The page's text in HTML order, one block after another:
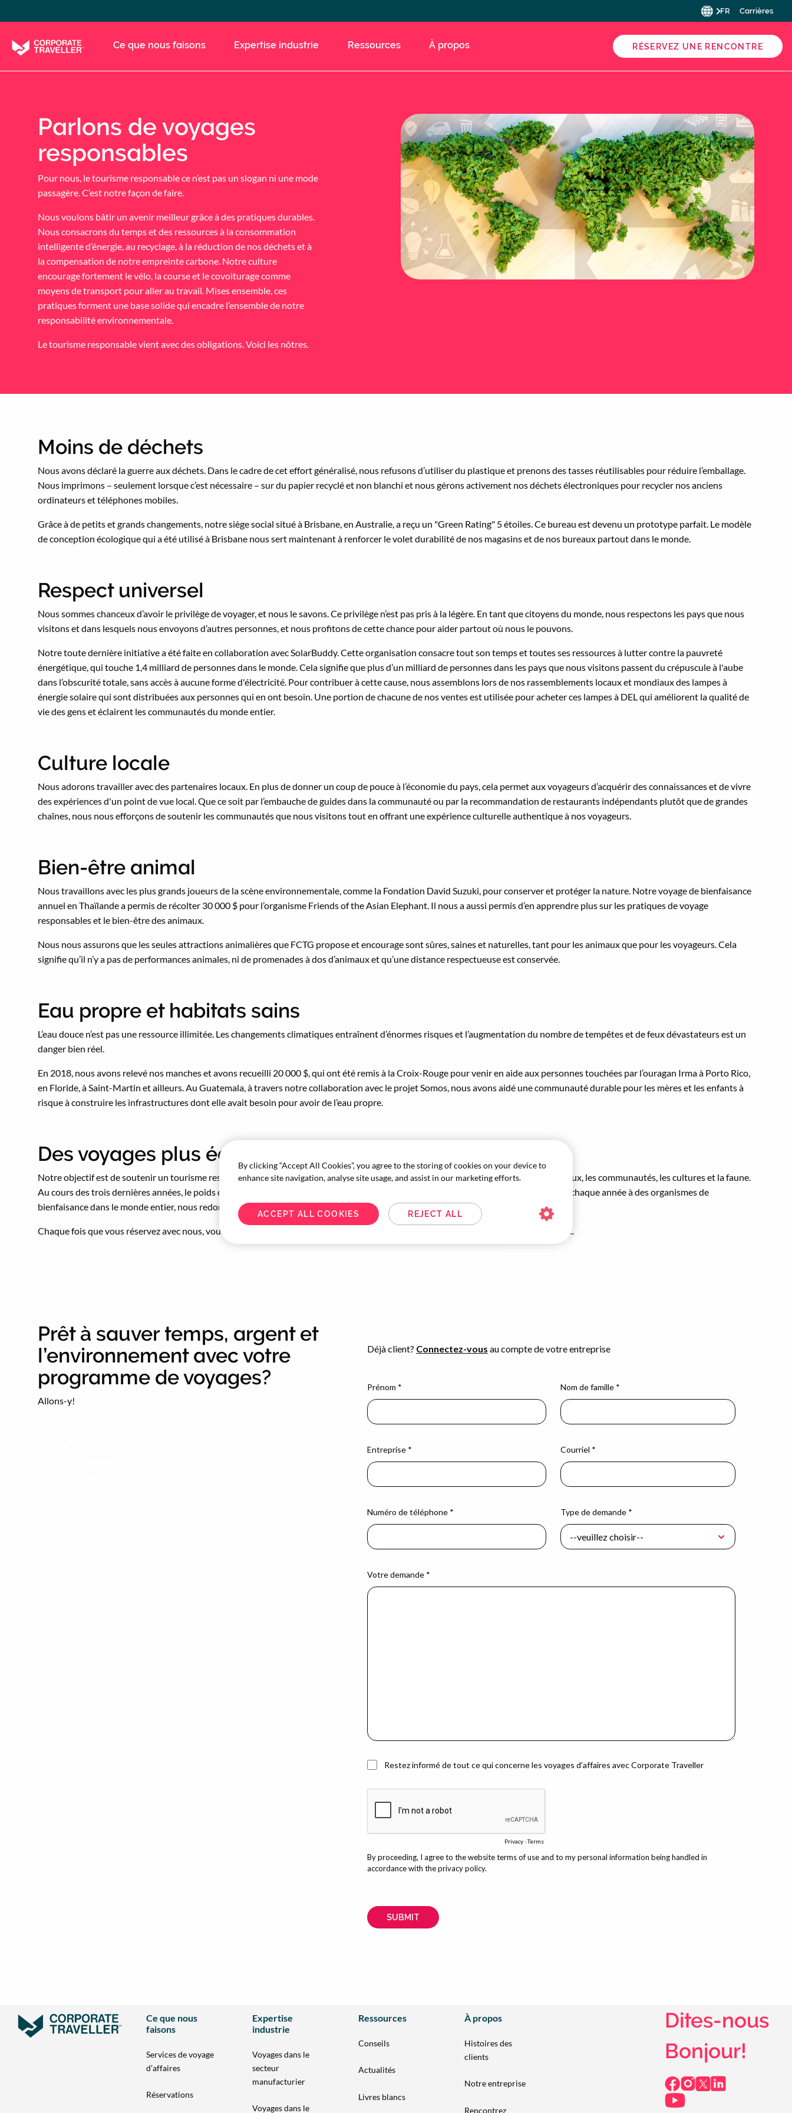
to
content
FR Carrières
Ce que nous faisons Expertise industrie Ressources À propos RÉSERVEZ UNE RENCONTRE
Parlons de voyages
responsables
Pour nous, le tourisme responsable ce n’est pas un slogan ni une mode
passagère. C’est notre façon de faire.
Nous voulons bâtir un avenir meilleur grâce à des pratiques durables.
Nous consacrons du temps et des ressources à la consommation
intelligente d’énergie, au recyclage, à la réduction de nos déchets et à
la compensation de notre empreinte carbone. Notre culture
encourage fortement le vélo, la course et le covoiturage comme
moyens de transport pour aller au travail. Mises ensemble, ces
pratiques forment une base solide qui encadre l’ensemble de notre
responsabilité environnementale.
Le tourisme responsable vient avec des obligations. Voici les nôtres.
Moins de déchets
Nous avons déclaré la guerre aux déchets. Dans le cadre de cet effort généralisé, nous refusons d’utiliser du plastique et prenons des tasses réutilisables pour réduire l’emballage.
Nous imprimons – seulement lorsque c’est nécessaire – sur du papier recyclé et non blanchi et nous gérons activement nos déchets électroniques pour recycler nos anciens
ordinateurs et téléphones mobiles.
Grâce à de petits et grands changements, notre siège social situé à Brisbane, en Australie, a reçu un "Green Rating" 5 étoiles. Ce bureau est devenu un prototype parfait. Le modèle
de conception écologique qui a été utilisé à Brisbane nous sert maintenant à renforcer le volet durabilité de nos magasins et de nos bureaux partout dans le monde.
Respect universel
Nous sommes chanceux d’avoir le privilège de voyager, et nous le savons. Ce privilège n’est pas pris à la légère. En tant que citoyens du monde, nous respectons les pays que nous
visitons et dans lesquels nous envoyons d’autres personnes, et nous profitons de cette chance pour aider partout où nous le pouvons.
Notre toute dernière initiative a été faite en collaboration avec SolarBuddy. Cette organisation consacre tout son temps et toutes ses ressources à lutter contre la pauvreté
énergétique, qui touche 1,4 milliard de personnes dans le monde. Cela signifie que plus d’un milliard de personnes dans les pays que nous visitons passent du crépuscule à l'aube
dans l’obscurité totale, sans accès à aucune forme d'électricité. Pour contribuer à cette cause, nous assemblons lors de nos rassemblements locaux et mondiaux des lampes à
énergie solaire qui sont distribuées aux personnes qui en ont besoin. Une portion de chacune de nos ventes est utilisée pour acheter ces lampes à DEL qui améliorent la qualité de
vie des gens et éclairent les communautés du monde entier.
Culture locale
Nous adorons travailler avec des partenaires locaux. En plus de donner un coup de pouce à l’économie du pays, cela permet aux voyageurs d’acquérir des connaissances et de vivre
des expériences d'un point de vue local. Que ce soit par l’embauche de guides dans la communauté ou par la recommandation de restaurants indépendants plutôt que de grandes
chaînes, nous nous efforçons de soutenir les communautés que nous visitons tout en offrant une expérience culturelle authentique à nos voyageurs.
Bien-être animal
Nous travaillons avec les plus grands joueurs de la scène environnementale, comme la Fondation David Suzuki, pour conserver et protéger la nature. Notre voyage de bienfaisance
annuel en Thaïlande a permis de récolter 30 000 $ pour l’organisme Friends of the Asian Elephant. Il nous a aussi permis d’en apprendre plus sur les pratiques de voyage
responsables et le bien-être des animaux.
Nous nous assurons que les seules attractions animalières que FCTG propose et encourage sont sûres, saines et naturelles, tant pour les animaux que pour les voyageurs. Cela
signifie qu’il n’y a pas de performances animales, ni de promenades à dos d’animaux et qu’une distance respectueuse est conservée.
Eau propre et habitats sains
L’eau douce n’est pas une ressource illimitée. Les changements climatiques entraînent d’énormes risques et l’augmentation du nombre de tempêtes et de feux dévastateurs est un
danger bien réel.
En 2018, nous avons relevé nos manches et avons recueilli 20 000 $, qui ont été remis à la Croix-Rouge pour venir en aide aux personnes touchées par l’ouragan Irma à Porto Rico,
en Floride, à Saint-Martin et ailleurs. Au Guatemala, à travers notre collaboration avec le projet Somos, nous avons aidé une communauté durable pour les mères et les enfants à
risque à construire les infrastructures dont elle avait besoin pour avoir de l’eau propre.
Des voyages plus écologiques
Notre objectif est de soutenir un tourisme respectueux de l’environnement qui préserve, protège et respecte les environnements locaux, les communautés, les cultures et la faune.
Au cours des trois dernières années, le poids de nos dons a augmenté de plus de 20 % par année. En faisant don de millions de dollars chaque année à des organismes de
bienfaisance dans le monde entier, nous redonnons à tous les endroits qui nous accueillent, ainsi que nos voyageurs.
Chaque fois que vous réservez avec nous, vous nous aidez à rendre les voyages plus écologiques, plus sécuritaires et plus respectueux.
Prêt à sauver temps, argent et
l’environnement avec votre
programme de voyages?
Allons-y!
Ce que nous
faisons
Services de voyage
d’affaires
Réservations
Expertise
industrie
Voyages dans le
secteur
manufacturier
Voyages dans le
Ressources
Conseils
Actualités
Livres blancs
À propos
Histoires des
clients
Notre entreprise
Rencontrez
Dites-nous
Bonjour!
By clicking “Accept All Cookies”, you agree to the storing of cookies on your device to
enhance site navigation, analyse site usage, and assist in our marketing efforts.
REJECT ALL
ACCEPT ALL COOKIES